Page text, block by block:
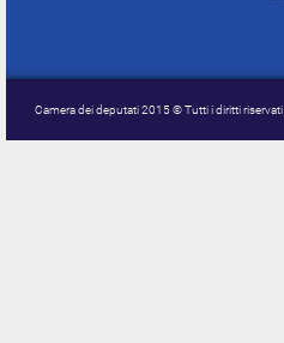
Camera dei deputati 2015 © Tutti i diritti riservati